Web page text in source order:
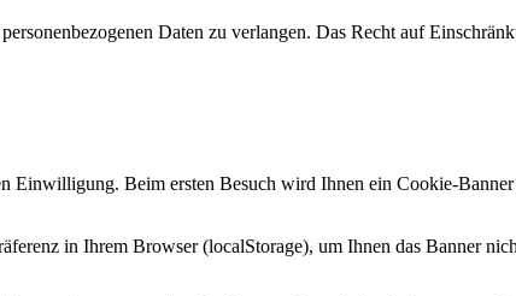
Daten zu verlangen. Das Recht auf
Einwilligung. Beim ersten Besuch wird Ihnen ein Cookie-
in Ihrem Browser (localStorage), um Ihnen das Banner